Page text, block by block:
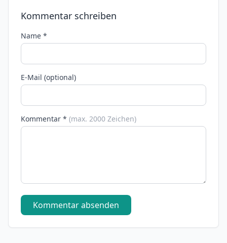
Kommentar schreiben
Name *
E-Mail (optional)
Kommentar * (max. 2000 Zeichen)
Kommentar absenden